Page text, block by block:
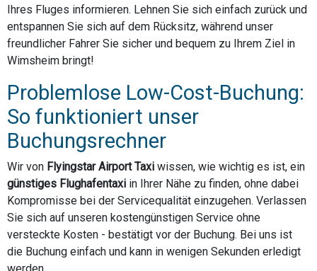
Ihres Fluges informieren. Lehnen Sie sich einfach zurück und
entspannen Sie sich auf dem Rücksitz, während unser
freundlicher Fahrer Sie sicher und bequem zu Ihrem Ziel in
Wimsheim bringt!
Problemlose Low-Cost-Buchung:
So funktioniert unser
Buchungsrechner
Wir von Flyingstar Airport Taxi wissen, wie wichtig es ist, ein
günstiges Flughafentaxi in Ihrer Nähe zu finden, ohne dabei
Kompromisse bei der Servicequalität einzugehen. Verlassen
Sie sich auf unseren kostengünstigen Service ohne
versteckte Kosten - bestätigt vor der Buchung. Bei uns ist
die Buchung einfach und kann in wenigen Sekunden erledigt
werden.